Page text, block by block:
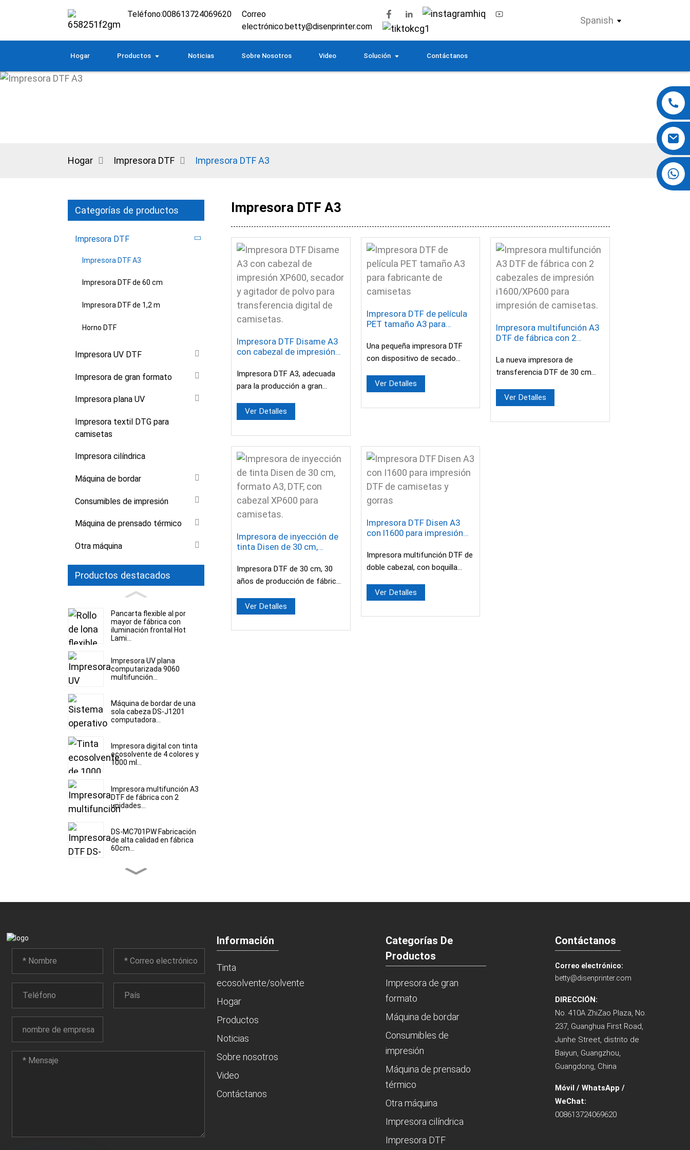
Teléfono:008613724069620
Correo
electrónico:betty@disenprinter.com
Spanish
Hogar Productos Noticias Sobre Nosotros Video Solución Contáctanos
Hogar Impresora DTF Impresora DTF A3
Categorías de productos
Impresora DTF
Impresora DTF A3
Impresora DTF de 60 cm
Impresora DTF de 1,2 m
Horno DTF
Impresora UV DTF
Impresora de gran formato
Impresora plana UV
Impresora textil DTG para
camisetas
Impresora cilíndrica
Máquina de bordar
Consumibles de impresión
Máquina de prensado térmico
Otra máquina
Productos destacados
Pancarta flexible al por
mayor de fábrica con
iluminación frontal Hot
Lami...
Impresora UV plana
computarizada 9060
multifunción...
Máquina de bordar de una
sola cabeza DS-J1201
computadora...
Impresora digital con tinta
ecosolvente de 4 colores y
1000 ml...
Impresora multifunción A3
DTF de fábrica con 2
unidades...
DS-MC701PW Fabricación
de alta calidad en fábrica
60cm...
Impresora UV DTF DS-
Impresora DTF A3
Impresora DTF Disame A3
con cabezal de impresión
de polvo para transferencia
digital de camisetas.
Impresora DTF A3, adecuada
para la producción a gran
empresas. Utiliza impresoras
Epson XP600...
Ver Detalles
Impresora DTF de película
PET tamaño A3 para
Una pequeña impresora DTF
con dispositivo de secado
principiantes y uso doméstico.
Directamente...
Ver Detalles
Impresora multifunción A3
DTF de fábrica con 2
i1600/XP600 para
impresión de camisetas.
La nueva impresora de
transferencia DTF de 30 cm
cabezal de impresión XP600 o
i1600 según sus necesidades...
Ver Detalles
Impresora de inyección de
tinta Disen de 30 cm,
cabezal XP600 para
camisetas.
Impresora DTF de 30 cm, 30
años de producción de fábrica
cabezal de impresión XP600, la
Ver Detalles
Impresora DTF Disen A3
con I1600 para impresión
Impresora multifunción DTF de
doble cabezal, con boquilla
velocidad y gran variedad de
Ver Detalles
Información
Tinta
ecosolvente/solvente
Hogar
Productos
Noticias
Sobre nosotros
Video
Contáctanos
Categorías De
Productos
Impresora de gran
formato
Máquina de bordar
Consumibles de
impresión
Máquina de prensado
térmico
Otra máquina
Impresora cilíndrica
Impresora DTF
Contáctanos
Correo electrónico:
betty@disenprinter.com
DIRECCIÓN:
No. 410A ZhiZao Plaza, No.
237, Guanghua First Road,
Junhe Street, distrito de
Baiyun, Guangzhou,
Guangdong, China
Móvil / WhatsApp /
WeChat:
008613724069620